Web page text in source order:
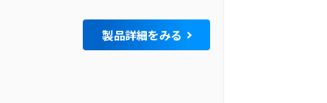
製品詳細をみる